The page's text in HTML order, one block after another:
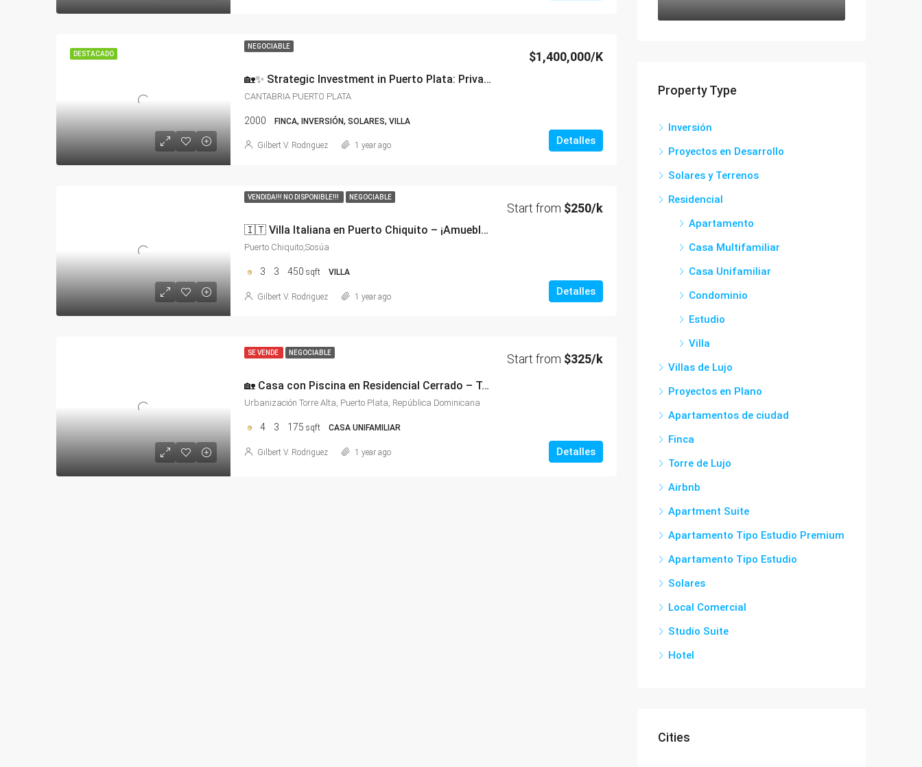
DESTACADO
NEGOCIABLE
🏡✨ Strategic Investment in Puerto Plata: Private Estate with Pool and Green Areas 🌿💧🌺
$1,400,000/K
CANTABRIA PUERTO PLATA
2000 FINCA, INVERSIÓN, SOLARES, VILLA
Detalles
Gilbert V. Rodriguez 1 year ago
VENDIDA!!! NO DISPONIBLE!!! NEGOCIABLE
🇮🇹 Villa Italiana en Puerto Chiquito – ¡Amueblada y con Piscina!
Start from $250/k
Puerto Chiquito,Sosúa
3 3 450 sqft VILLA
Detalles
Gilbert V. Rodriguez 1 year ago
SE VENDE NEGOCIABLE
🏡 Casa con Piscina en Residencial Cerrado – Torre Alta, Puerto Plata
Start from $325/k
Urbanización Torre Alta, Puerto Plata, República Dominicana
4 3 175 sqft CASA UNIFAMILIAR
Detalles
Gilbert V. Rodriguez 1 year ago
Property Type
Inversión
Proyectos en Desarrollo
Solares y Terrenos
Residencial
Apartamento
Casa Multifamiliar
Casa Unifamiliar
Condominio
Estudio
Villa
Villas de Lujo
Proyectos en Plano
Apartamentos de ciudad
Finca
Torre de Lujo
Airbnb
Apartment Suite
Apartamento Tipo Estudio Premium
Apartamento Tipo Estudio
Solares
Local Comercial
Studio Suite
Hotel
Cities